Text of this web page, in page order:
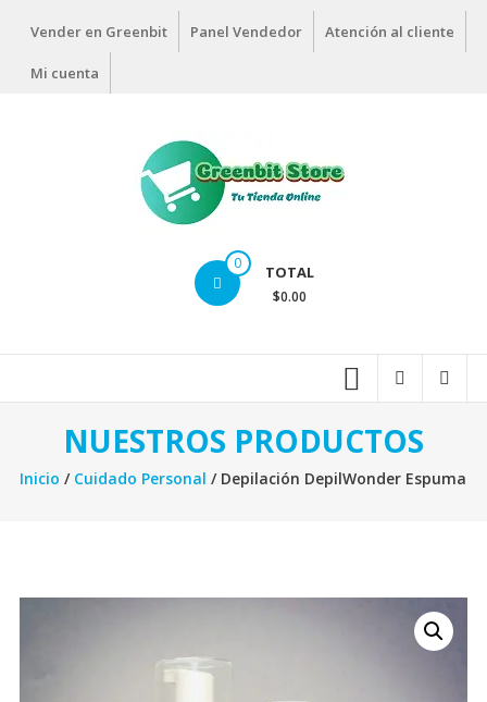
Vender en Greenbit Panel Vendedor Atención al cliente
Mi cuenta
0 TOTAL
$0.00
NUESTROS PRODUCTOS
Inicio / Cuidado Personal / Depilación DepilWonder Espuma